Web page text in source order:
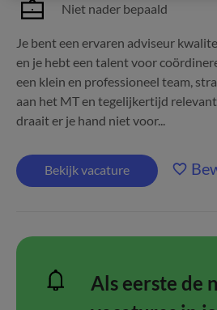
Niet nader bepaald
Je bent een ervaren adviseur
en je hebt een talent voor
een klein en professioneel team,
aan het MT en tegelijkertijd
draait er je hand niet voor...
Bekijk vacature
Als eerste de